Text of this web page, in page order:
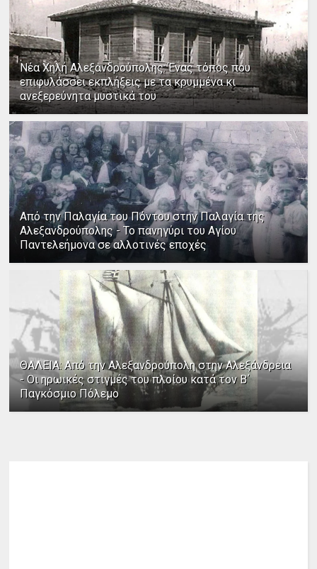
Νέα Χηλή Αλεξανδρούπολης: Ένας τόπος που
επιφυλάσσει εκπλήξεις με τα κρυμμένα κι
ανεξερεύνητα μυστικά του
Από την Παλαγία του Πόντου στην Παλαγία της
Αλεξανδρούπολης - Το πανηγύρι του Αγίου
Παντελεήμονα σε αλλοτινές εποχές
ΘΑΛΕΙΑ: Από την Αλεξανδρούπολη στην Αλεξάνδρεια
- Οι ηρωικές στιγμές του πλοίου κατά τον Β΄
Παγκόσμιο Πόλεμο